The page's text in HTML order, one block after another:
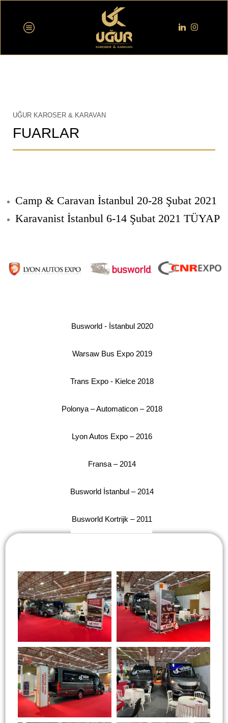
UĞUR KAROSER & KARAVAN
FUARLAR
Camp & Caravan İstanbul 20-28 Şubat 2021
Karavanist İstanbul 6-14 Şubat 2021 TÜYAP
Busworld - İstanbul 2020
Warsaw Bus Expo 2019
Trans Expo - Kielce 2018
Polonya – Automaticon – 2018
Lyon Autos Expo – 2016
Fransa – 2014
Busworld İstanbul – 2014
Busworld Kortrijk – 2011